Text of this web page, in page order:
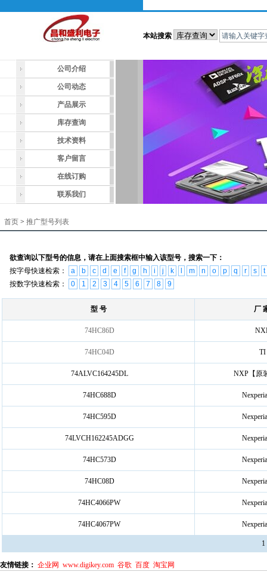
本站搜索
公司介绍
公司动态
产品展示
库存查询
技术资料
客户留言
在线订购
联系我们
首页 > 推广型号列表
欲查询以下型号的信息，请在上面搜索框中输入该型号，搜索一下：
按字母快速检索：
a b c d e f g h i j k m n o p q r s
t
按数字快速检索：
0 1 2 3 4 5 6 7 8 9
型 号 厂
74HC86D
74HC04D TI
74ALVC164245DL NXP【原
74HC688D
74HC595D
74LVCH162245ADGG
74HC573D
74HC08D
74HC4066PW
74HC4067PW
1
友情链接： 企业网 www.digikey.com 谷歌 百度 淘宝网